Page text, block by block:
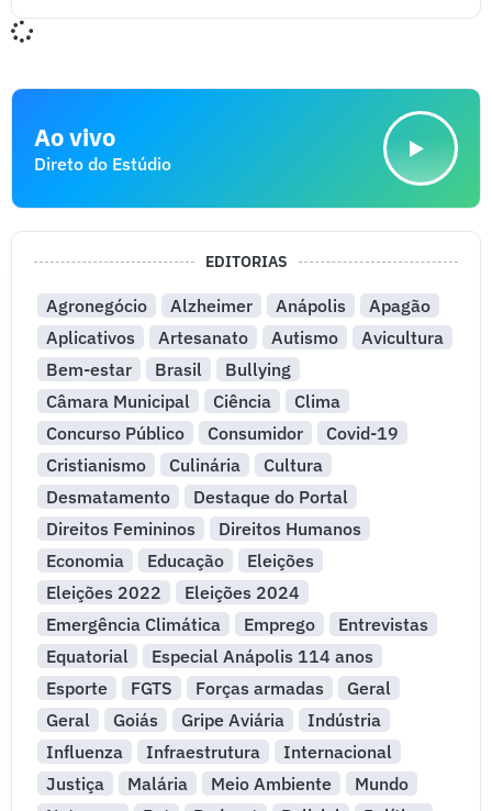
Ao vivo
Direto do Estúdio
EDITORIAS
Agronegócio Alzheimer Anápolis
Apagão
Aplicativos
Artesanato Autismo
Avicultura
Bem-estar
Brasil
Bullying
Câmara Municipal
Ciência
Clima
Concurso Público
Consumidor
Covid-19
Cristianismo
Culinária
Cultura
Desmatamento
Destaque do Portal
Direitos Femininos
Direitos Humanos
Economia
Educação
Eleições
Eleições 2022
Eleições 2024
Emergência Climática
Emprego
Entrevistas
Equatorial
Especial Anápolis 114 anos
Esporte
FGTS Forças armadas
Geral
Geral
Goiás Gripe Aviária
Indústria
Influenza
Infraestrutura
Internacional
Justiça
Malária Meio Ambiente
Mundo